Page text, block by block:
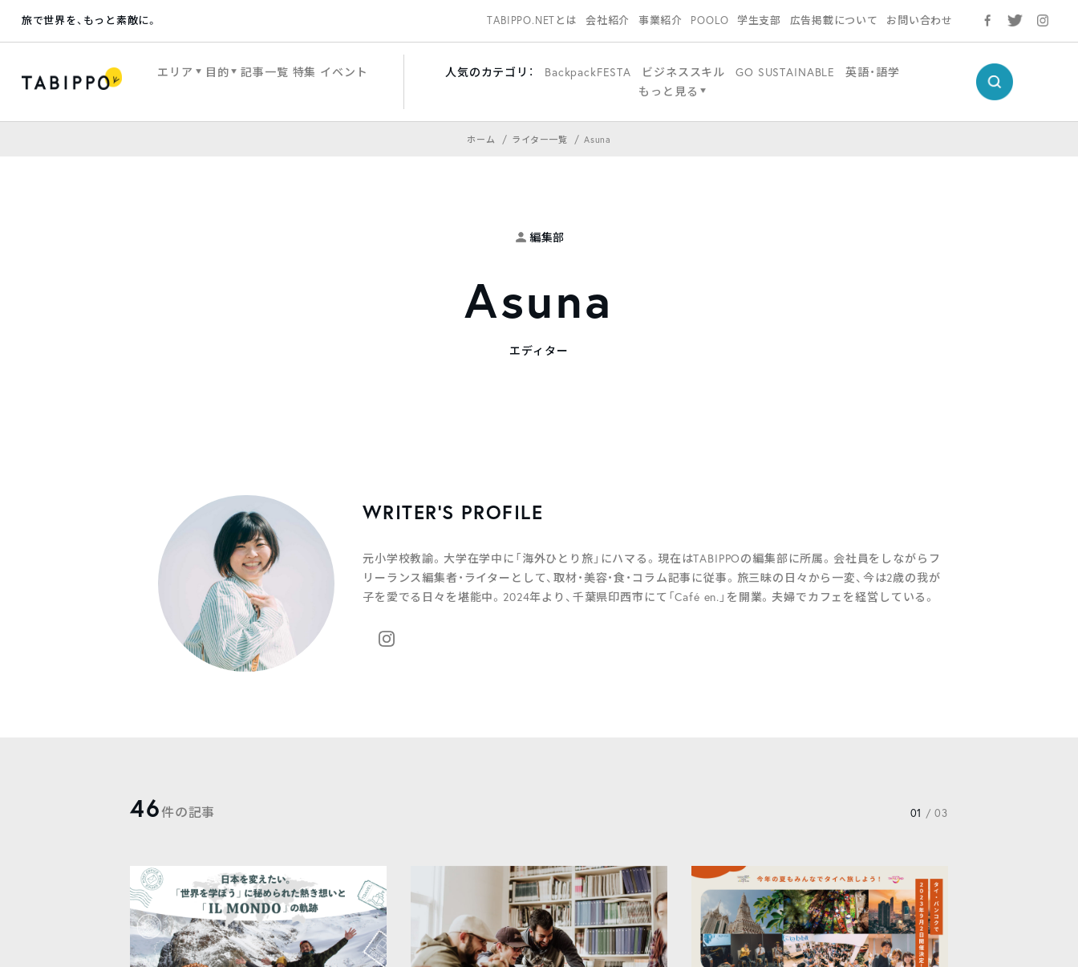
旅で世界を、もっと素敵に。 TABIPPO.NETとは 会社紹介 事業紹介 POOLO 学生支部 広告掲載について お問い合わせ
エリア 目的 記事一覧 特集 イベント 人気のカテゴリ： BackpackFESTA ビジネススキル GO SUSTAINABLE
英語・語学
もっと見る
ホーム ライター一覧 Asuna
編集部
Asuna
エディター
WRITER’S PROFILE
元小学校教諭。大学在学中に「海外ひとり旅」にハマる。現在はTABIPPOの編集部に所属。会社員をしながらフ
リーランス編集者・ライターとして、取材・美容・食・コラム記事に従事。旅三昧の日々から一変、今は2歳の我が
子を愛でる日々を堪能中。2024年より、千葉県印西市にて「Café en.」を開業。夫婦でカフェを経営している。
46件の記事 01 / 03